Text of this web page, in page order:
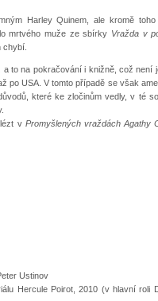
Harley Quinem, ale kromě
mrtvého muže ze sbírky Vražda v
to na pokračování i knižně, což není
po USA. V tomto případě se však
které ke zločinům vedly, v té
v Promyšlených vraždách Agathy
Ustinov
Hercule Poirot, 2010 (v hlavní roli